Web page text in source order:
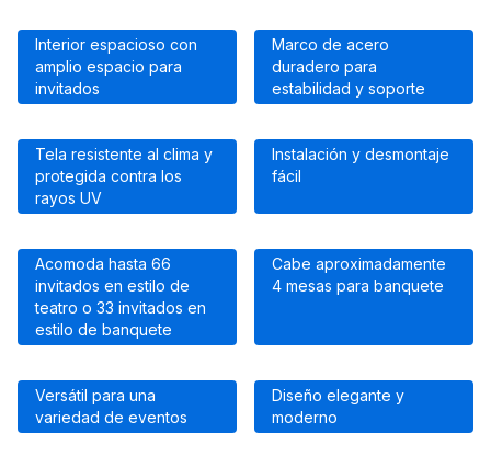
Interior espacioso con
amplio espacio para
invitados
Marco de acero
duradero para
estabilidad y soporte
Tela resistente al clima y
protegida contra los
rayos UV
Instalación y desmontaje
fácil
Acomoda hasta 66
invitados en estilo de
teatro o 33 invitados en
estilo de banquete
Cabe aproximadamente
4 mesas para banquete
Versátil para una
variedad de eventos
Diseño elegante y
moderno